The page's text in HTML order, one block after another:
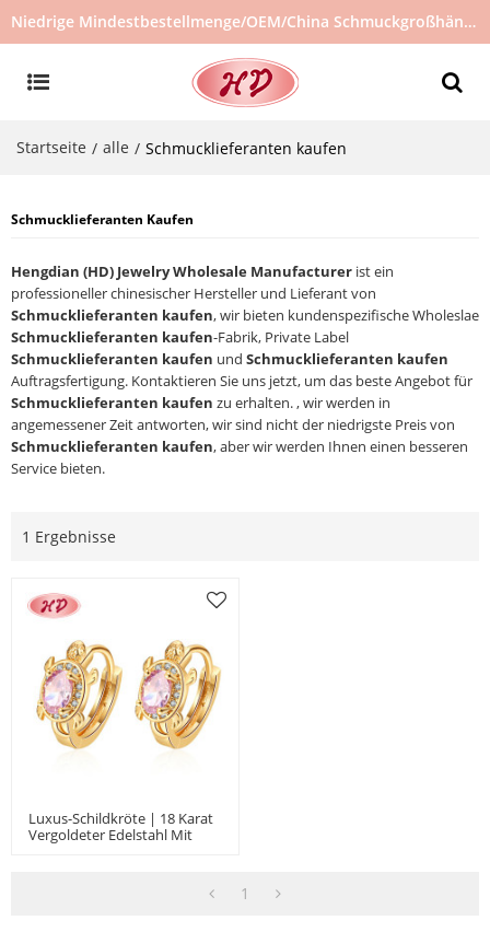
Niedrige Mindestbestellmenge/OEM/China Schmuckgroßhändler/Schmucklieferant/heiß verkaufter Schmuck auf Lager/kein gebrauchter Schmuck
Startseite / alle / Schmucklieferanten kaufen
Schmucklieferanten Kaufen
Hengdian (HD) Jewelry Wholesale Manufacturer ist ein
professioneller chinesischer Hersteller und Lieferant von
Schmucklieferanten kaufen, wir bieten kundenspezifische Wholeslae
Schmucklieferanten kaufen-Fabrik, Private Label
Schmucklieferanten kaufen und Schmucklieferanten kaufen
Auftragsfertigung. Kontaktieren Sie uns jetzt, um das beste Angebot für
Schmucklieferanten kaufen zu erhalten. , wir werden in
angemessener Zeit antworten, wir sind nicht der niedrigste Preis von
Schmucklieferanten kaufen, aber wir werden Ihnen einen besseren
Service bieten.
1 Ergebnisse
Luxus-Schildkröte | 18 Karat
Vergoldeter Edelstahl Mit
1